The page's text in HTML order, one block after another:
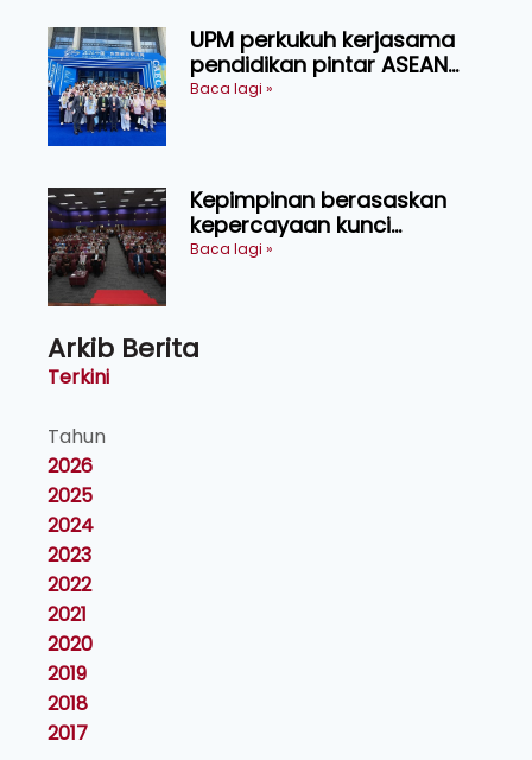
UPM perkukuh kerjasama
pendidikan pintar ASEAN
menerusi lawatan rasmi ke
Baca lagi »
Kepimpinan berasaskan
kepercayaan kunci
kecemerlangan institusi -
Baca lagi »
Arkib Berita
Terkini
Tahun
2026
2025
2024
2023
2022
2021
2020
2019
2018
2017